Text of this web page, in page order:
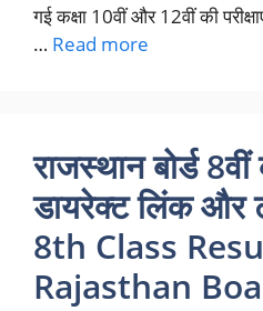
गई कक्षा 10वीं और 12वीं की
… Read more
राजस्थान बोर्ड
डायरेक्ट लिंक और
8th Class
Rajasthan